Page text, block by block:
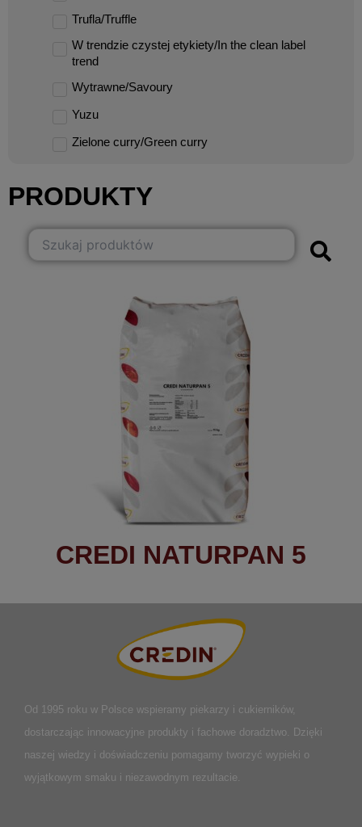
Trufla/Truffle
W trendzie czystej etykiety/In the clean label
trend
Wytrawne/Savoury
Yuzu
Zielone curry/Green curry
PRODUKTY
CREDI NATURPAN 5
Od 1995 roku w Polsce wspieramy piekarzy i cukierników,
dostarczając innowacyjne produkty i fachowe doradztwo. Dzięki
naszej wiedzy i doświadczeniu pomagamy tworzyć wypieki o
wyjątkowym smaku i niezawodnym rezultacie.